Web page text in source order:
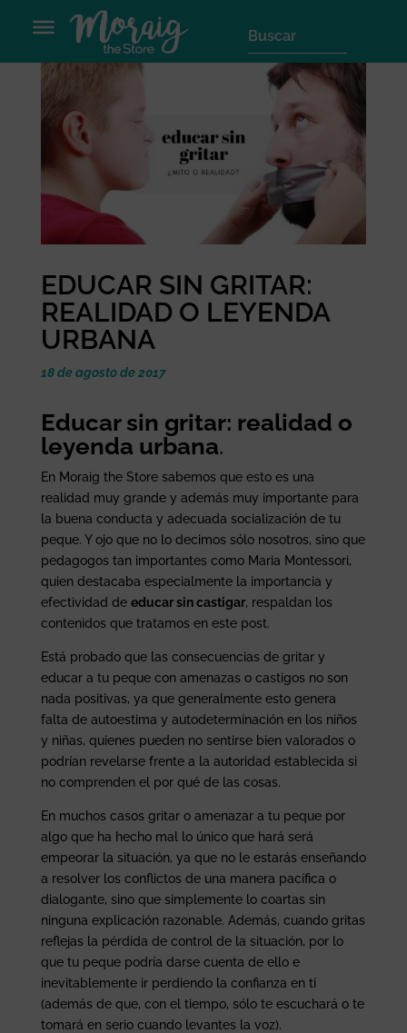
EDUCAR SIN GRITAR:
REALIDAD O LEYENDA
URBANA
18 de agosto de 2017
Educar sin gritar: realidad o
leyenda urbana.
En Moraig the Store sabemos que esto es una
realidad muy grande y además muy importante para
la buena conducta y adecuada socialización de tu
peque. Y ojo que no lo decimos sólo nosotros, sino que
pedagogos tan importantes como Maria Montessori,
quien destacaba especialmente la importancia y
efectividad de educar sin castigar, respaldan los
contenidos que tratamos en este post.
Está probado que las consecuencias de gritar y
educar a tu peque con amenazas o castigos no son
nada positivas, ya que generalmente esto genera
falta de autoestima y autodeterminación en los niños
y niñas, quienes pueden no sentirse bien valorados o
podrían revelarse frente a la autoridad establecida si
no comprenden el por qué de las cosas.
En muchos casos gritar o amenazar a tu peque por
algo que ha hecho mal lo único que hará será
empeorar la situación, ya que no le estarás enseñando
a resolver los conflictos de una manera pacífica o
dialogante, sino que simplemente lo coartas sin
ninguna explicación razonable. Además, cuando gritas
reflejas la pérdida de control de la situación, por lo
que tu peque podría darse cuenta de ello e
inevitablemente ir perdiendo la confianza en ti
(además de que, con el tiempo, sólo te escuchará o te
tomará en serio cuando levantes la voz).